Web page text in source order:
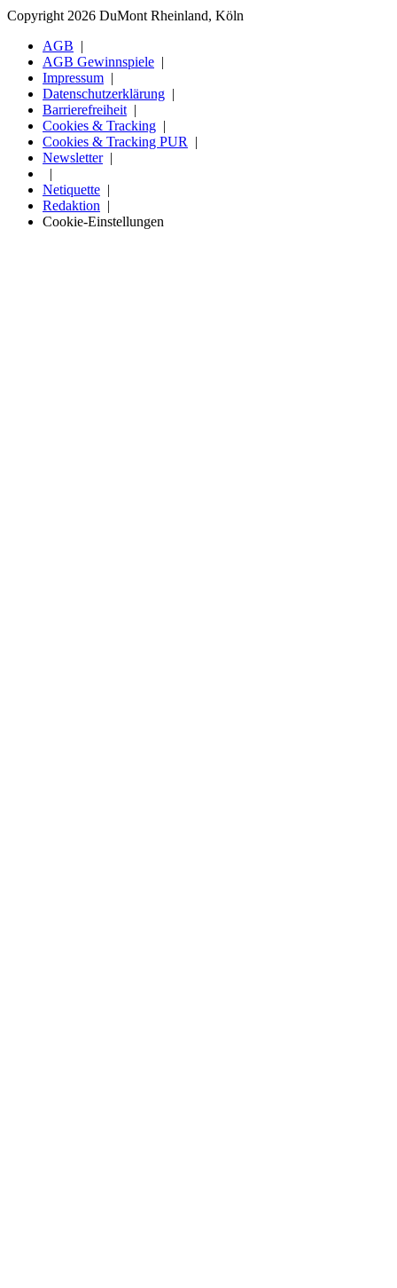
Copyright 2026 DuMont Rheinland, Köln
AGB
AGB Gewinnspiele
Impressum
Datenschutzerklärung
Barrierefreiheit
Cookies & Tracking
Cookies & Tracking PUR
Newsletter
Netiquette
Redaktion
Cookie-Einstellungen